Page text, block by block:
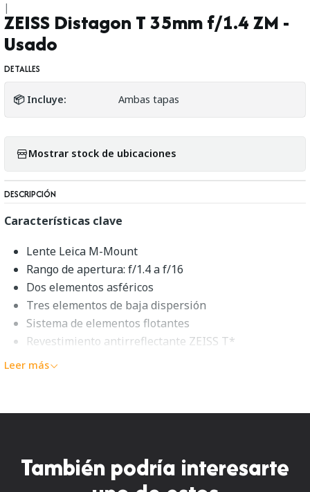
|
ZEISS Distagon T 35mm f/1.4 ZM -
Usado
DETALLES
📦 Incluye: Ambas tapas
Mostrar stock de ubicaciones
DESCRIPCIÓN
Características clave
Lente Leica M-Mount
Rango de apertura: f/1.4 a f/16
Dos elementos asféricos
Tres elementos de baja dispersión
Sistema de elementos flotantes
Revestimiento antirreflectante ZEISS T*
Diseño de enfoque manual
Diafragma de 10 hojas
Distagon T* 35mm f/1.4 ZM
Leer más
También podría interesarte